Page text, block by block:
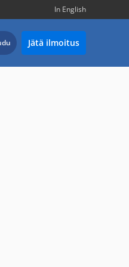
In English
Jätä ilmoitus